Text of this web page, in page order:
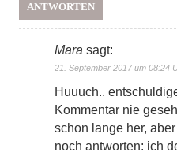
ANTWORTEN
Mara sagt:
21. September 2017 um 08:24
Huuuch..
Kommentar nie
schon lange her,
noch antworten: ich